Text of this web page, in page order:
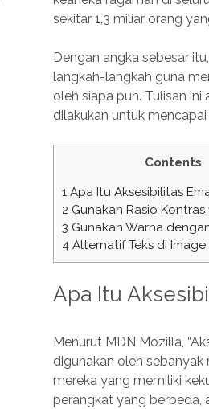
sekitar 1,3 miliar orang
Dengan angka sebesar
langkah-langkah guna
oleh siapa pun. Tulisan
dilakukan untuk
Contents
1 Apa Itu Aksesibilitas
2 Gunakan Rasio
3 Gunakan Warna
4 Alternatif Teks di Image
Apa Itu
Menurut MDN Mozilla,
digunakan oleh sebanyak
mereka yang memiliki
perangkat yang berbeda,